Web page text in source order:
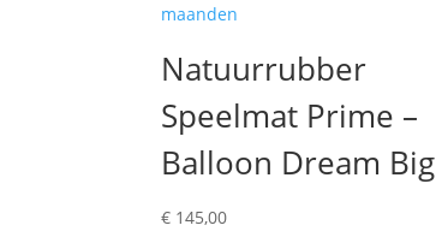
Natuurrubber
Speelmat Prime –
Balloon Dream Big
€ 145,00